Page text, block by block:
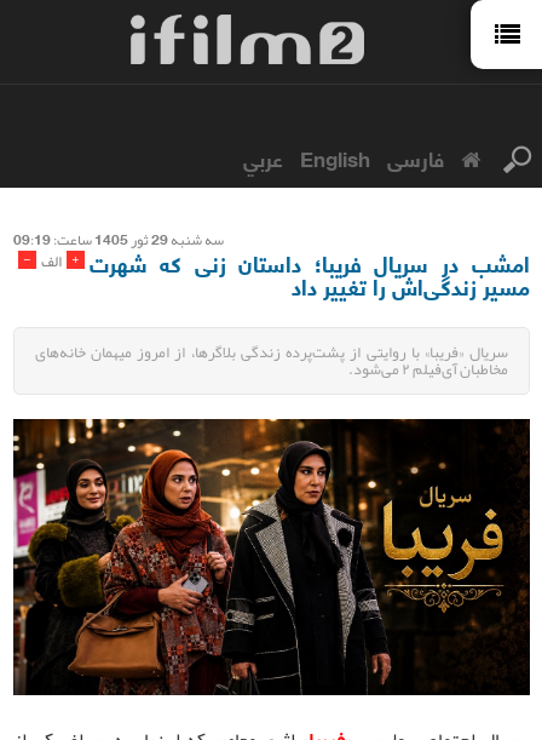
فارسی English عربي
سه شنبه 29 ثور 1405 ساعت: 09:19
- الف + امشب در سریال فریبا؛ داستان زنی که شهرت
مسیر زندگی‌اش را تغییر داد
سریال «فریبا» با روایتی از پشت‌پرده زندگی بلاگرها، از امروز میهمان خانه‌های
مخاطبان آی‌فیلم ۲ می‌شود.